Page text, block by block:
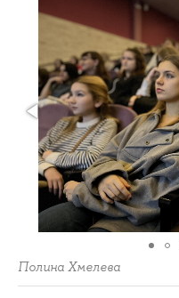
Полина Хмелева